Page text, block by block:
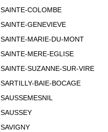
SAINTE-COLOMBE
SAINTE-GENEVIEVE
SAINTE-MARIE-DU-MONT
SAINTE-MERE-EGLISE
SAINTE-SUZANNE-SUR-VIRE
SARTILLY-BAIE-BOCAGE
SAUSSEMESNIL
SAUSSEY
SAVIGNY